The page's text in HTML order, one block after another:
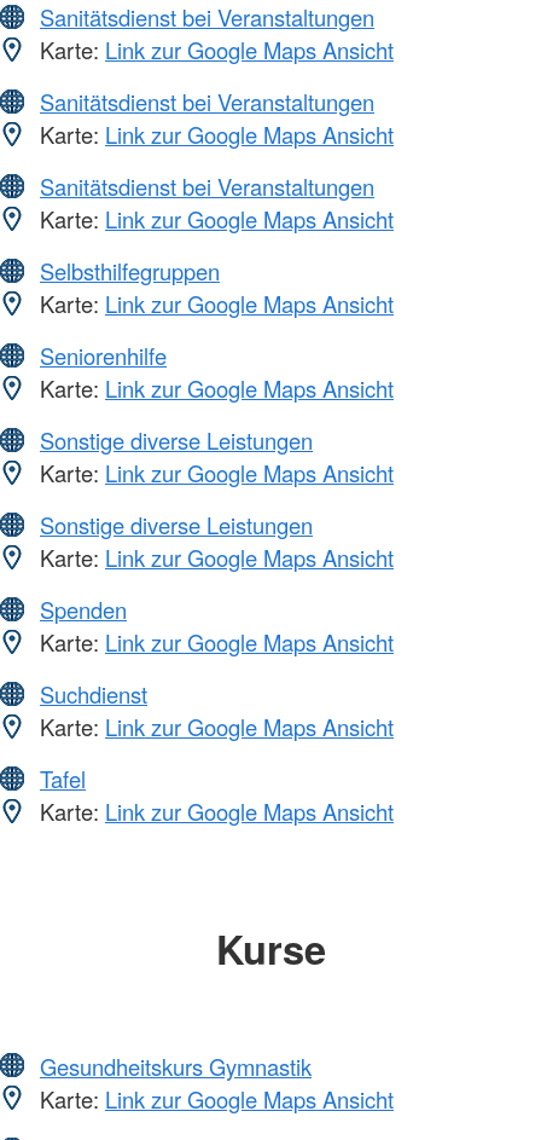
Sanitätsdienst bei Veranstaltungen
Karte: Link zur Google Maps Ansicht
Sanitätsdienst bei Veranstaltungen
Karte: Link zur Google Maps Ansicht
Sanitätsdienst bei Veranstaltungen
Karte: Link zur Google Maps Ansicht
Selbsthilfegruppen
Karte: Link zur Google Maps Ansicht
Seniorenhilfe
Karte: Link zur Google Maps Ansicht
Sonstige diverse Leistungen
Karte: Link zur Google Maps Ansicht
Sonstige diverse Leistungen
Karte: Link zur Google Maps Ansicht
Spenden
Karte: Link zur Google Maps Ansicht
Suchdienst
Karte: Link zur Google Maps Ansicht
Tafel
Karte: Link zur Google Maps Ansicht
Kurse
Gesundheitskurs Gymnastik
Karte: Link zur Google Maps Ansicht